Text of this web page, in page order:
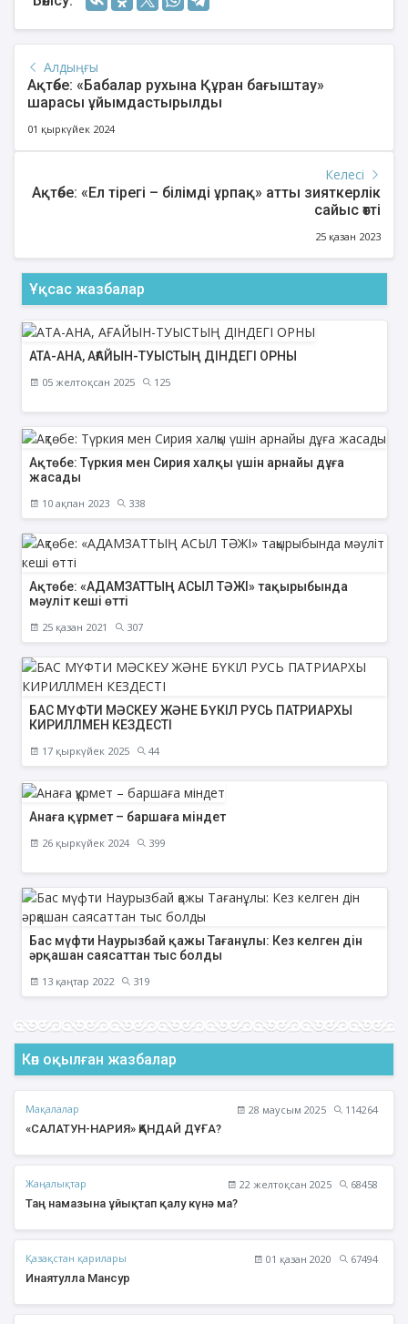
Алдыңғы
Ақтөбе: «Бабалар рухына Құран бағыштау»
шарасы ұйымдастырылды
01 қыркүйек 2024
Келесі
Ақтөбе: «Ел тірегі – білімді ұрпақ» атты зияткерлік
сайыс өтті
25 қазан 2023
Ұқсас жазбалар
АТА-АНА, АҒАЙЫН-ТУЫСТЫҢ ДІНДЕГІ ОРНЫ
05 желтоқсан 2025 125
Ақтөбе: Түркия мен Сирия халқы үшін арнайы дұға
жасады
10 ақпан 2023 338
Ақтөбе: «АДАМЗАТТЫҢ АСЫЛ ТӘЖІ» тақырыбында
мәуліт кеші өтті
25 қазан 2021 307
БАС МҮФТИ МӘСКЕУ ЖӘНЕ БҮКІЛ РУСЬ ПАТРИАРХЫ
КИРИЛЛМЕН КЕЗДЕСТІ
17 қыркүйек 2025 44
Анаға құрмет – баршаға міндет
26 қыркүйек 2024 399
Бас мүфти Наурызбай қажы Тағанұлы: Кез келген дін
әрқашан саясаттан тыс болды
13 қаңтар 2022 319
Көп оқылған жазбалар
Мақалалар 28 маусым 2025
114264
«САЛАТУН-НАРИЯ» ҚАНДАЙ ДҰҒА?
Жаңалықтар 22 желтоқсан 2025
68458
Таң намазына ұйықтап қалу күнә ма?
Қазақстан қарилары 01 қазан 2020
67494
Инаятулла Мансур